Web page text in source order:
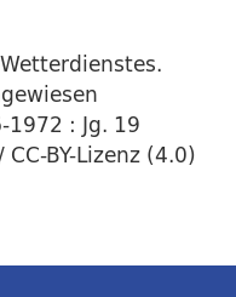
: Jg. 19
BY-Lizenz (4.0)